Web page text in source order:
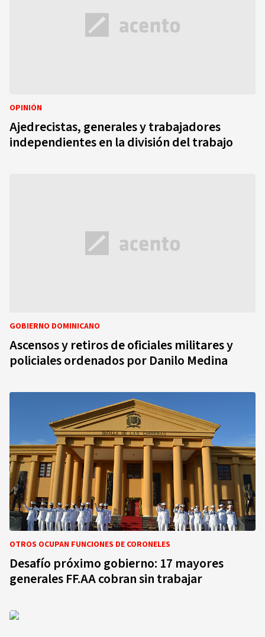
OPINIÓN
Ajedrecistas, generales y trabajadores
independientes en la división del trabajo
GOBIERNO DOMINICANO
Ascensos y retiros de oficiales militares y
policiales ordenados por Danilo Medina
OTROS OCUPAN FUNCIONES DE CORONELES
Desafío próximo gobierno: 17 mayores
generales FF.AA cobran sin trabajar